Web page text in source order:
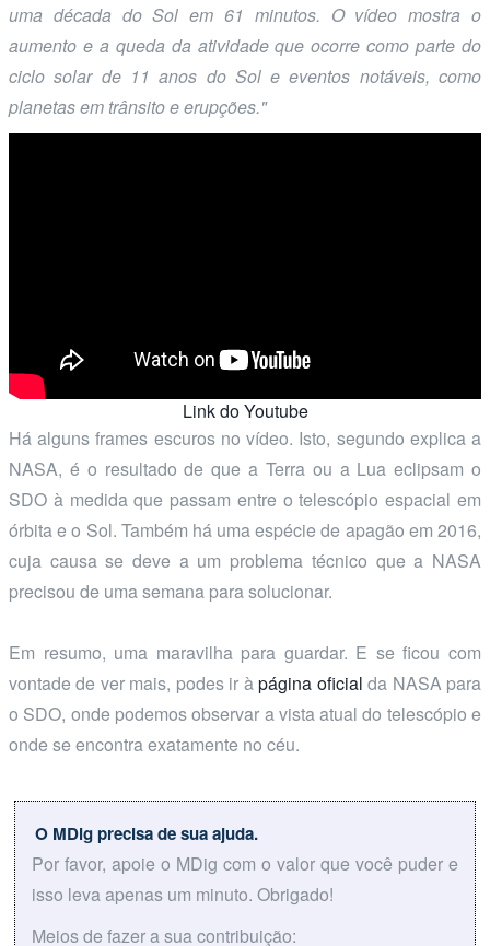
uma década do Sol em 61 minutos. O vídeo mostra o
aumento e a queda da atividade que ocorre como parte do
ciclo solar de 11 anos do Sol e eventos notáveis, como
planetas em trânsito e erupções."
Link do Youtube
Há alguns frames escuros no vídeo. Isto, segundo explica a
NASA, é o resultado de que a Terra ou a Lua eclipsam o
SDO à medida que passam entre o telescópio espacial em
órbita e o Sol. Também há uma espécie de apagão em 2016,
cuja causa se deve a um problema técnico que a NASA
precisou de uma semana para solucionar.
Em resumo, uma maravilha para guardar. E se ficou com
vontade de ver mais, podes ir àpágina oficial da NASA para
o SDO, onde podemos observar a vista atual do telescópio e
onde se encontra exatamente no céu.
O MDig precisa de sua ajuda.
Por favor, apoie o MDig com o valor que você puder e
isso leva apenas um minuto. Obrigado!
Meios de fazer a sua contribuição: